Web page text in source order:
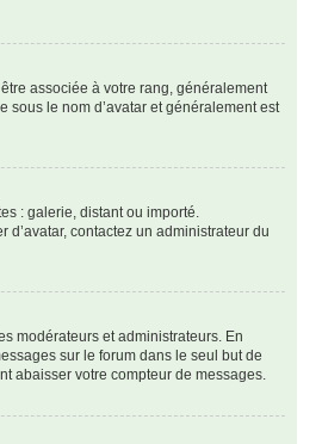
associée à votre rang, généralement
le nom d’avatar et généralement est
: galerie, distant ou importé.
contactez un administrateur du
modérateurs et administrateurs. En
sur le forum dans le seul but de
abaisser votre compteur de messages.